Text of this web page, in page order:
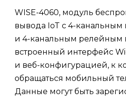
WISE-4060, модуль
вывода IoT с 4-
и 4-канальным релейным
встроенный интерфейс
и веб-конфигурацией, к
обращаться мобильный
Данные могут быть